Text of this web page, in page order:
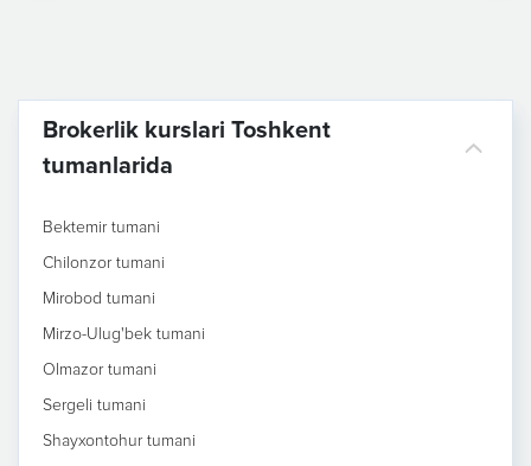
Brokerlik kurslari Toshkent
tumanlarida
Bektemir tumani
Chilonzor tumani
Mirobod tumani
Mirzo-Ulug'bek tumani
Olmazor tumani
Sergeli tumani
Shayxontohur tumani